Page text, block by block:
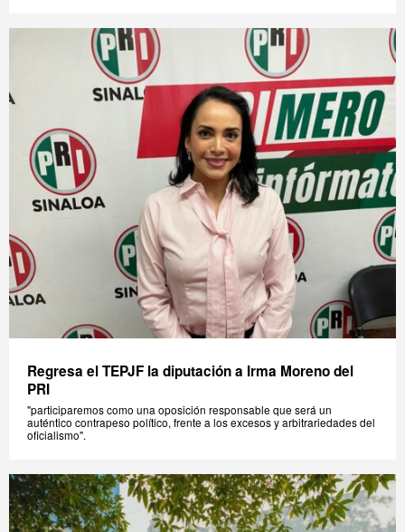
Regresa el TEPJF la diputación a Irma Moreno del
PRI
"participaremos como una oposición responsable que será un
auténtico contrapeso político, frente a los excesos y arbitrariedades del
oficialismo".